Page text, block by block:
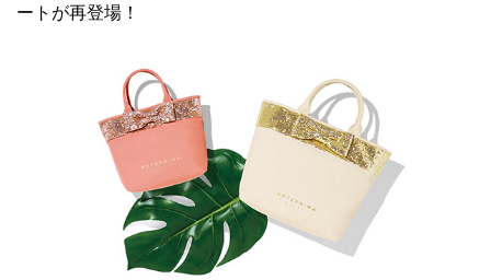
ートが再登場！